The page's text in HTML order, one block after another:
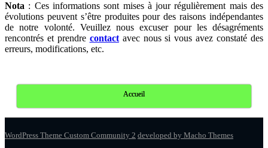
Nota : Ces informations sont mises à jour régulièrement mais des
évolutions peuvent s’être produites pour des raisons indépendantes
de notre volonté. Veuillez nous excuser pour les désagréments
rencontrés et prendre contactavec nous si vous avez constaté des
erreurs, modifications, etc.
Accueil
WordPress Theme Custom Community 2 developed by Macho Themes